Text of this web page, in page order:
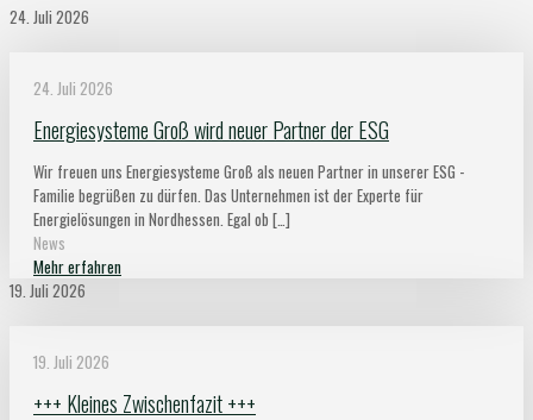
24. Juli 2026
24. Juli 2026
Energiesysteme Groß wird neuer Partner der ESG
Wir freuen uns Energiesysteme Groß als neuen Partner in unserer ESG -
Familie begrüßen zu dürfen. Das Unternehmen ist der Experte für
Energielösungen in Nordhessen. Egal ob […]
News
Mehr erfahren
19. Juli 2026
19. Juli 2026
+++ Kleines Zwischenfazit +++